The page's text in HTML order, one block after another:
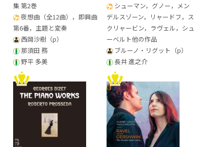
集 第2巻
夜想曲（全12曲），即興曲
第6番，主題と変奏
西岡沙樹（p）
那須田 務
野平 多美
シューマン，グノー，メン
デルスゾーン，リャードフ，ス
クリャービン，ラヴェル，シュ
ーベルト他の作品
ブルーノ・リグット（p）
長井 進之介